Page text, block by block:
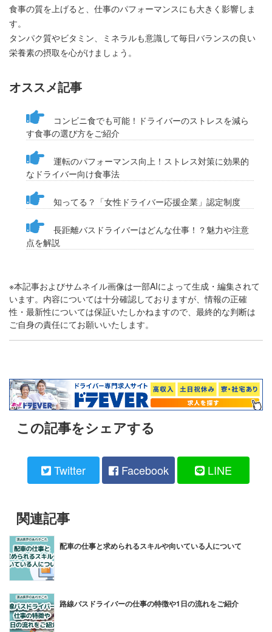
食事の質を上げると、仕事のパフォーマンスにも大きく影響しま
す。
タンパク質やビタミン、ミネラルも意識して毎日バランスの良い
栄養素の摂取を心がけましょう。
オススメ記事
コンビニ食でも可能！ドライバーのストレスを減ら
す食事の選び方をご紹介
運転のパフォーマンス向上！ストレス対策に効果的
なドライバー向け食事法
知ってる？「女性ドライバー応援企業」認定制度
長距離バスドライバーはどんな仕事！？魅力や注意
点を解説
※本記事およびサムネイル画像は一部AIによって生成・編集されて
います。内容については十分確認しておりますが、情報の正確
性・最新性については保証いたしかねますので、最終的な判断は
ご自身の責任にてお願いいたします。
この記事をシェアする
Twitter Facebook LINE
関連記事
配車の仕事と求められるスキルや向いている人について
路線バスドライバーの仕事の特徴や1日の流れをご紹介